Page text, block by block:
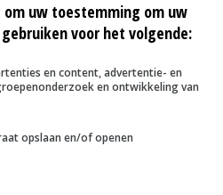
uw toestemming om uw
voor het volgende:
en content, advertentie- en
en ontwikkeling van
opslaan en/of openen